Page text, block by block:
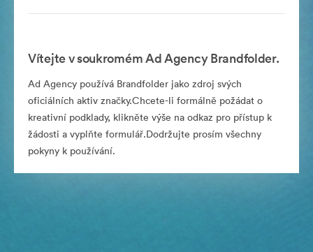
Vítejte v soukromém Ad Agency Brandfolder.
Ad Agency používá Brandfolder jako zdroj svých
oficiálních aktiv značky.Chcete-li formálně požádat o
kreativní podklady, klikněte výše na odkaz pro přístup k
žádosti a vyplňte formulář.Dodržujte prosím všechny
pokyny k používání.